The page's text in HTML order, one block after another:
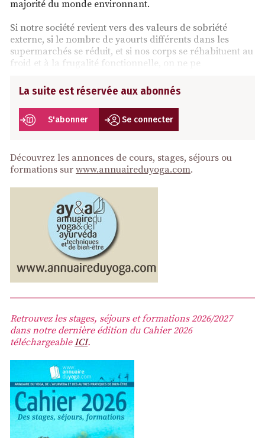
majorité du monde environnant.
Si notre société revient vers des valeurs de sobriété
externe, si le nombre de yaourts différents dans les
supermarchés se réduit, et si nos corps se réhabituent au
froid et à la frugalité fonctionnelle, on ne pe
La suite est réservée aux abonnés
S'abonner Se connecter
Découvrez les annonces de cours, stages, séjours ou
formations sur www.annuaireduyoga.com.
Retrouvez les stages, séjours et formations 2026/2027
dans notre dernière édition du Cahier 2026
téléchargeableICI.